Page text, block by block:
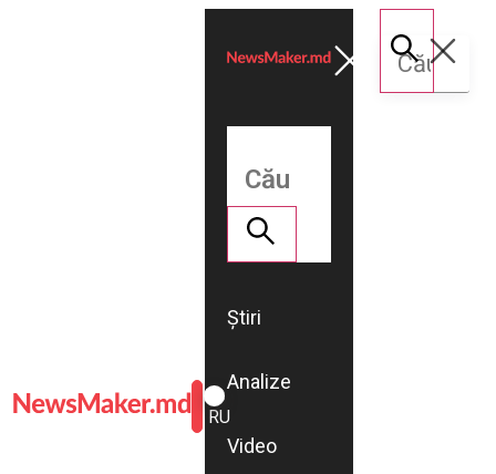
ROMÂNĂ
RU
Știri
Analize
Video